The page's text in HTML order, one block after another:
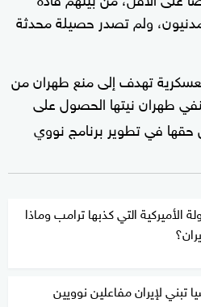
ولم تصدر حصيلة محدثة
تهدف إلى منع طهران من
طهران نيتها الحصول على
حقها في تطوير برنامج نووي
الأميركية التي كذبها ترامب وماذا
تبني لإيران مفاعلين نوويين